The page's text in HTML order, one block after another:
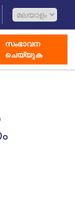
സംഭാവന
ചെയ്യുക